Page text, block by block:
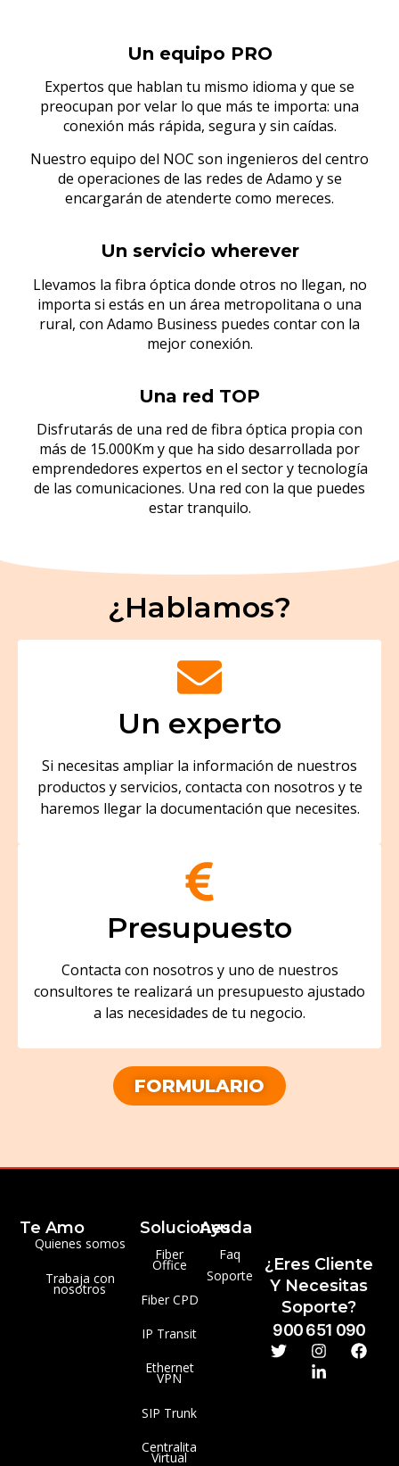
Un equipo PRO
Expertos que hablan tu mismo idioma y que se
preocupan por velar lo que más te importa: una
conexión más rápida, segura y sin caídas.
Nuestro equipo del NOC son ingenieros del centro
de operaciones de las redes de Adamo y se
encargarán de atenderte como mereces.
Un servicio wherever
Llevamos la fibra óptica donde otros no llegan, no
importa si estás en un área metropolitana o una
rural, con Adamo Business puedes contar con la
mejor conexión.
Una red TOP
Disfrutarás de una red de fibra óptica propia con
más de 15.000Km y que ha sido desarrollada por
emprendedores expertos en el sector y tecnología
de las comunicaciones. Una red con la que puedes
estar tranquilo.
¿Hablamos?
Un experto
Si necesitas ampliar la información de nuestros
productos y servicios, contacta con nosotros y te
haremos llegar la documentación que necesites.
Presupuesto
Contacta con nosotros y uno de nuestros
consultores te realizará un presupuesto ajustado
a las necesidades de tu negocio.
FORMULARIO
Te Amo
Quienes somos
Trabaja con
nosotros
Soluciones
Fiber
Office
Fiber CPD
IP Transit
Ethernet
VPN
SIP Trunk
Centralita
Virtual
Ayuda
Faq
Soporte
¿Eres Cliente
Y Necesitas
Soporte?
900 651 090